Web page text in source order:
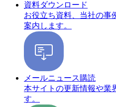
資料ダウンロード
お役立ち資料、当社の事
案内します。
メールニュース購読
本サイトの更新情報や業
す。